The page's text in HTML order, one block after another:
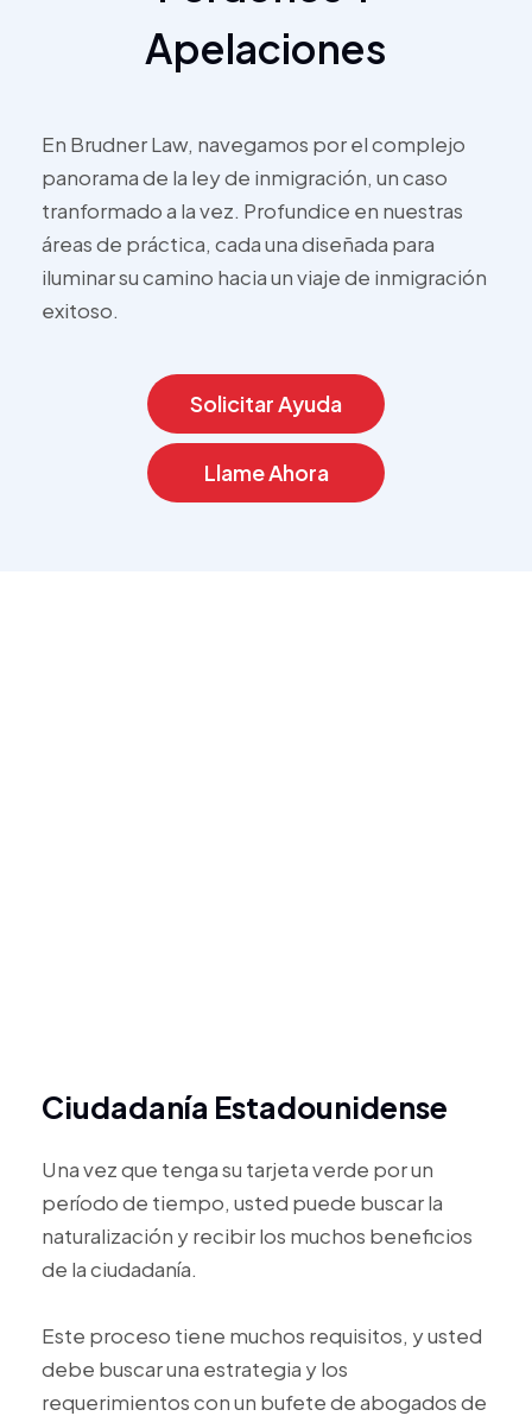
Apelaciones
En Brudner Law, navegamos por el complejo
panorama de la ley de inmigración, un caso
tranformado a la vez. Profundice en nuestras
áreas de práctica, cada una diseñada para
iluminar su camino hacia un viaje de inmigración
exitoso.
Solicitar Ayuda
Llame Ahora
Ciudadanía Estadounidense
Una vez que tenga su tarjeta verde por un
período de tiempo, usted puede buscar la
naturalización y recibir los muchos beneficios
de la ciudadanía.
Este proceso tiene muchos requisitos, y usted
debe buscar una estrategia y los
requerimientos con un bufete de abogados de